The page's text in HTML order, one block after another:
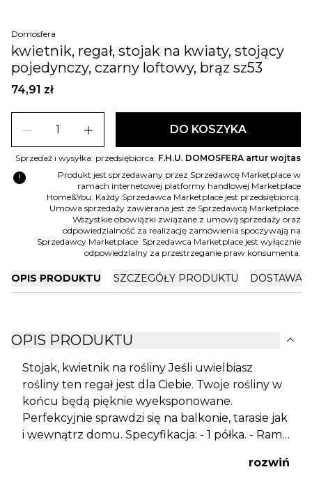
Domosfera
kwietnik, regał, stojak na kwiaty, stojący
pojedynczy, czarny loftowy, brąz sz53
74,91 zł
remove add DO KOSZYKA
Sprzedaż i wysyłka: przedsiębiorca: F.H.U. DOMOSFERA artur wojtas
error
Produkt jest sprzedawany przez Sprzedawcę Marketplace w
ramach internetowej platformy handlowej Marketplace
Home&You. Każdy Sprzedawca Marketplace jest przedsiębiorcą.
Umowa sprzedaży zawierana jest ze Sprzedawcą Marketplace.
Wszystkie obowiązki związane z umową sprzedaży oraz
odpowiedzialność za realizację zamówienia spoczywają na
Sprzedawcy Marketplace. Sprzedawca Marketplace jest wyłącznie
odpowiedzialny za przestrzeganie praw konsumenta.
OPIS PRODUKTU SZCZEGÓŁY PRODUKTU DOSTAWA
OPIS PRODUKTU expand_more
Stojak, kwietnik na rośliny Jeśli uwielbiasz
rośliny ten regał jest dla Ciebie. Twoje rośliny w
końcu będą pięknie wyeksponowane.
Perfekcyjnie sprawdzi się na balkonie, tarasie jak
i wewnątrz domu. Specyfikacja: - 1 półka. - Rama
Maksymalne obciążenie półki: 2 kg. - Produkt do
rozwiń